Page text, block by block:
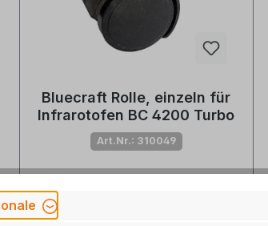
Bluecraft Rolle, einzeln für
Infrarotofen BC 4200 Turbo
Art.Nr.: 310049